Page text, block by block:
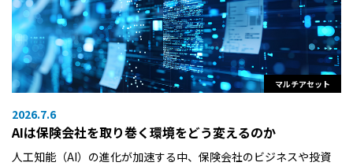
マルチアセット
2026.7.6
AIは保険会社を取り巻く環境をどう変えるのか
人工知能（AI）の進化が加速する中、保険会社のビジネスや投資